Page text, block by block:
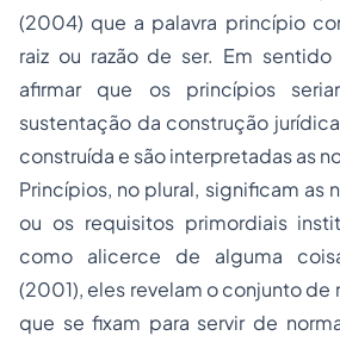
(2004) que a palavra princípio
raiz ou razão de ser. Em
afirmar que os princípios
sustentação da construção
construída e são interpretadas as
Princípios, no plural, significam as
ou os requisitos primordiais
como alicerce de alguma
(2001), eles revelam o conjunto de
que se fixam para servir de